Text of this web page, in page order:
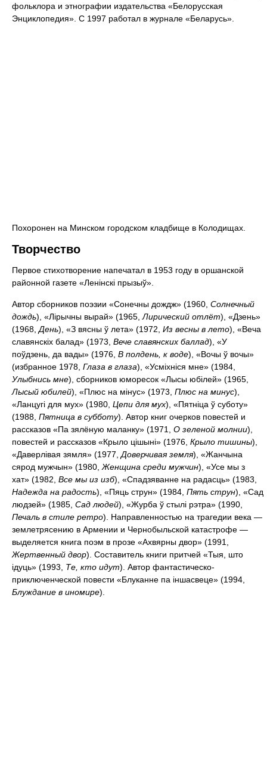
фольклора и этнографии издательства «Белорусская
Энциклопедия». С 1997 работал в журнале «Беларусь».
Похоронен на Минском городском кладбище в Колодищах.
Творчество
Первое стихотворение напечатал в 1953 году в оршанской
районной газете «Ленінскі прызыў».
Автор сборников поэзии «Сонечны дождж» (1960, Солнечный
дождь), «Лірычны вырай» (1965, Лирический отлёт), «Дзень»
(1968, День), «З вясны ў лета» (1972, Из весны в лето), «Веча
славянскіх балад» (1973, Вече славянских баллад), «У
поўдзень, да вады» (1976, В полдень, к воде), «Вочы ў вочы»
(избранное 1978, Глаза в глаза), «Усміхніся мне» (1984,
Улыбнись мне), сборников юморесок «Лысы юбілей» (1965,
Лысый юбилей), «Плюс на мінус» (1973, Плюс на минус),
«Ланцугі для мух» (1980, Цепи для мух), «Пятніца ў суботу»
(1988, Пятница в субботу). Автор книг очерков повестей и
рассказов «Па зялёную маланку» (1971, О зеленой молнии),
повестей и рассказов «Крыло цішыні» (1976, Крыло тишины),
«Даверлівая зямля» (1977, Доверчивая земля), «Жанчына
сярод мужчын» (1980, Женщина среди мужчин), «Усе мы з
хат» (1982, Все мы из изб), «Спадзяванне на радасць» (1983,
Надежда на радость), «Пяць струн» (1984, Пять струн), «Сад
людзей» (1985, Сад людей), «Журба ў стылі рэтра» (1990,
Печаль в стиле ретро). Направленностью на трагедии века —
землетрясению в Армении и Чернобыльской катастрофе —
выделяется книга поэм в прозе «Ахвярны двор» (1991,
Жертвенный двор). Составитель книги притчей «Тыя, што
ідуць» (1993, Те, кто идут). Автор фантастическо-
приключенческой повести «Блуканне па іншасвеце» (1994,
Блуждание в иномире).